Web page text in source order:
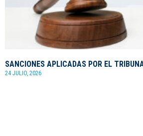
SANCIONES APLICADAS POR EL
24 JULIO, 2026